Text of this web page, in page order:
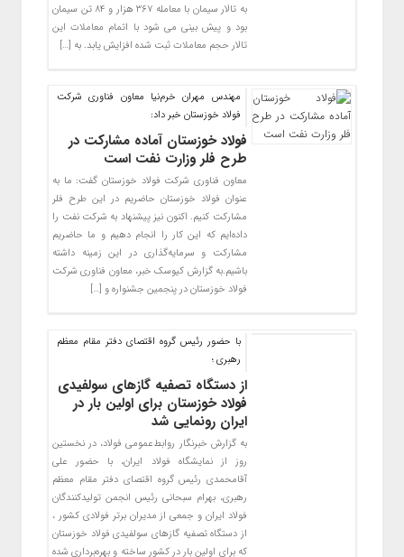
به تالار سیمان با معامله ۳۶۷ هزار و ۸۴ تن سیمان
بود و پیش بینی می شود با اتمام معاملات این
تالار حجم معاملات ثبت شده افزایش یابد. به […]
مهندس مهران خرم‌نیا معاون فناوری شرکت
فولاد خوزستان خبر داد:
فولاد خوزستان آماده مشارکت در
طرح فلر وزارت نفت است
معاون فناوری شرکت فولاد خوزستان گفت: ما به
عنوان فولاد خوزستان حاضریم در این طرح فلر
مشارکت کنیم. اکنون نیز پیشنهاد به شرکت نفت را
داده‌ایم که این کار را انجام دهیم و ما حاضریم
مشارکت و سرمایه‌گذاری در این زمینه داشته
باشیم.به گزارش کیوسک خبر، معاون فناوری شرکت
فولاد خوزستان در پنجمین جشنواره و […]
با حضور رئیس گروه اقتصای دفتر مقام معظم
رهبری ؛
از دستگاه تصفیه گازهای سولفیدی
فولاد خوزستان برای اولین بار در
ایران رونمایی شد
به گزارش خبرنگار روابط‌عمومی فولاد، در نخستین
روز از نمایشگاه فولاد ایران، با حضور علی
آقامحمدی رئیس گروه اقتصای دفتر مقام معظم
رهبری، بهرام سبحانی رئیس انجمن تولیدکنندگان
فولاد ایران و جمعی از مدیران برتر فولادی کشور ،
از دستگاه تصفیه گازهای سولفیدی فولاد خوزستان
که برای اولین بار در کشور ساخته و بهره‌برداری شده